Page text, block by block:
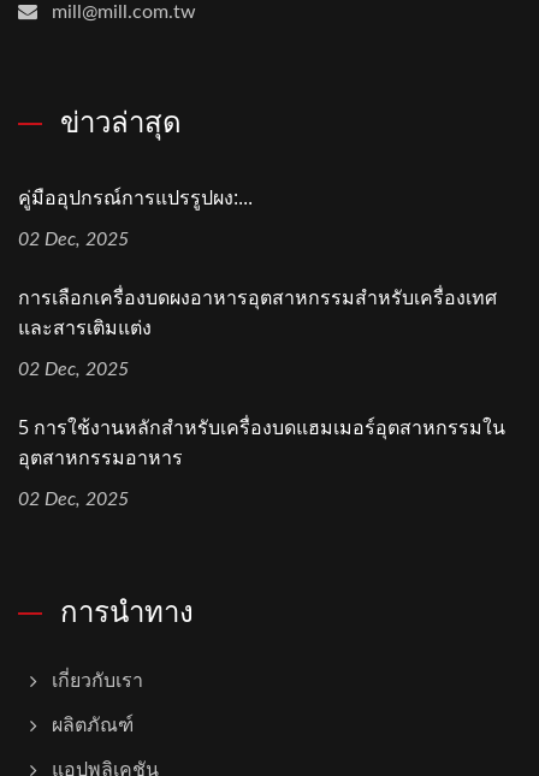
mill@mill.com.tw
ข่าวล่าสุด
คู่มืออุปกรณ์การแปรรูปผง:...
02 Dec, 2025
การเลือกเครื่องบดผงอาหารอุตสาหกรรมสำหรับเครื่องเทศ
และสารเติมแต่ง
02 Dec, 2025
5 การใช้งานหลักสำหรับเครื่องบดแฮมเมอร์อุตสาหกรรมใน
อุตสาหกรรมอาหาร
02 Dec, 2025
การนำทาง
เกี่ยวกับเรา
ผลิตภัณฑ์
แอปพลิเคชัน